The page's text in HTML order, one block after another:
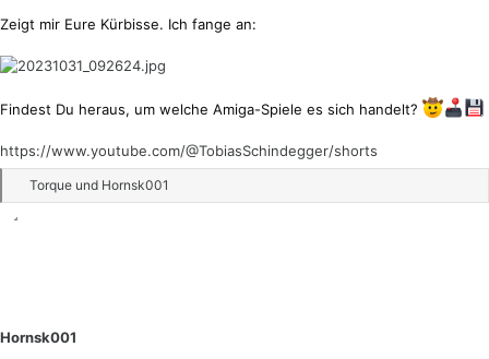
Zeigt mir Eure Kürbisse. Ich fange an:
Findest Du heraus, um welche Amiga-Spiele es sich handelt?
https://www.youtube.com/@TobiasSchindegger/shorts
R
e
e
Torque und Hornsk001
Hornsk001